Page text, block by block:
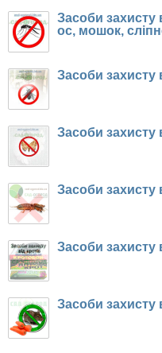
Засоби захисту
ос, мошок,
Засоби захисту
Засоби захисту
Засоби захисту
Засоби захисту
Засоби захисту
Семена щавеля
Купить семена - хиты
Архив